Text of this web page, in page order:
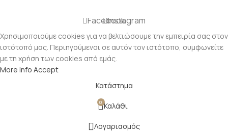
FacebookInstagram
Χρησιμοποιούμε cookies για να βελτιώσουμε την εμπειρία σας στον
ιστότοπό μας. Περιηγούμενοι σε αυτόν τον ιστότοπο, συμφωνείτε
με τη χρήση των cookies από εμάς.
More info Accept
Κατάστημα
0 Καλάθι
Λογαριασμός